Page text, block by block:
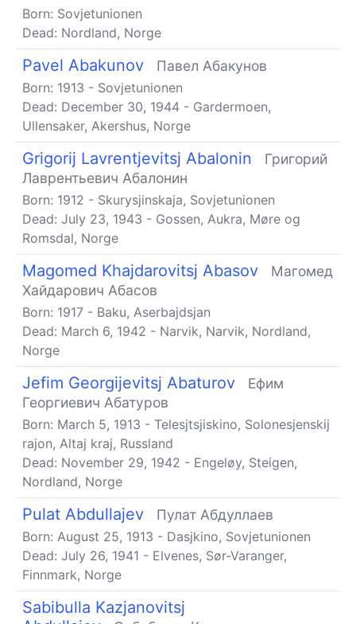
Born: Sovjetunionen
Dead: Nordland, Norge
Pavel Abakunov Павел Абакунов
Born: 1913 - Sovjetunionen
Dead: December 30, 1944 - Gardermoen,
Ullensaker, Akershus, Norge
Grigorij Lavrentjevitsj Abalonin
Григорий
Лаврентьевич Абалонин
Born: 1912 - Skurysjinskaja, Sovjetunionen
Dead: July 23, 1943 - Gossen, Aukra, Møre og
Romsdal, Norge
Magomed Khajdarovitsj Abasov
Магомед
Хайдарович Абасов
Born: 1917 - Baku, Aserbajdsjan
Dead: March 6, 1942 - Narvik, Narvik, Nordland,
Norge
Jefim Georgijevitsj Abaturov
Ефим
Георгиевич Абатуров
Born: March 5, 1913 - Telesjtsjiskino, Solonesjenskij
rajon, Altaj kraj, Russland
Dead: November 29, 1942 - Engeløy, Steigen,
Nordland, Norge
Pulat Abdullajev Пулат Абдуллаев
Born: August 25, 1913 - Dasjkino, Sovjetunionen
Dead: July 26, 1941 - Elvenes, Sør-Varanger,
Finnmark, Norge
Sabibulla Kazjanovitsj